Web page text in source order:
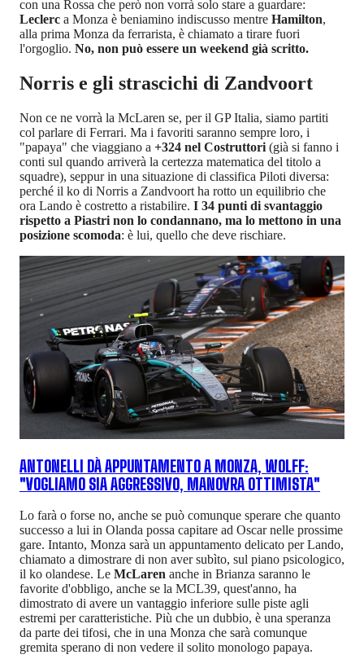
con una Rossa che però non vorrà solo stare a guardare:
Leclerc a Monza è beniamino indiscusso mentre Hamilton,
alla prima Monza da ferrarista, è chiamato a tirare fuori
l'orgoglio. No, non può essere un weekend già scritto.
Norris e gli strascichi di Zandvoort
Non ce ne vorrà la McLaren se, per il GP Italia, siamo partiti
col parlare di Ferrari. Ma i favoriti saranno sempre loro, i
"papaya" che viaggiano a +324 nel Costruttori (già si fanno i
conti sul quando arriverà la certezza matematica del titolo a
squadre), seppur in una situazione di classifica Piloti diversa:
perché il ko di Norris a Zandvoort ha rotto un equilibrio che
ora Lando è costretto a ristabilire. I 34 punti di svantaggio
rispetto a Piastri non lo condannano, ma lo mettono in una
posizione scomoda: è lui, quello che deve rischiare.
ANTONELLI DÀ APPUNTAMENTO A MONZA, WOLFF:
"VOGLIAMO SIA AGGRESSIVO, MANOVRA OTTIMISTA"
Lo farà o forse no, anche se può comunque sperare che quanto
successo a lui in Olanda possa capitare ad Oscar nelle prossime
gare. Intanto, Monza sarà un appuntamento delicato per Lando,
chiamato a dimostrare di non aver subìto, sul piano psicologico,
il ko olandese. Le McLaren anche in Brianza saranno le
favorite d'obbligo, anche se la MCL39, quest'anno, ha
dimostrato di avere un vantaggio inferiore sulle piste agli
estremi per caratteristiche. Più che un dubbio, è una speranza
da parte dei tifosi, che in una Monza che sarà comunque
gremita sperano di non vedere il solito monologo papaya.